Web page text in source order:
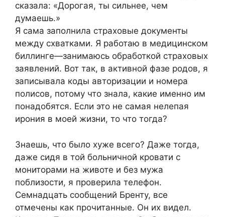
сказала: «Дорогая, ты сильнее, чем
думаешь.»
Я сама заполнила страховые документы
между схватками. Я работаю в медицинском
биллинге—занимаюсь обработкой страховых
заявлений. Вот так, в активной фазе родов, я
записывала коды авторизации и номера
полисов, потому что знала, какие именно им
понадобятся. Если это не самая нелепая
ирония в моей жизни, то что тогда?
Знаешь, что было хуже всего? Даже тогда,
даже сидя в той больничной кровати с
мониторами на животе и без мужа
поблизости, я проверила телефон.
Семнадцать сообщений Бренту, все
отмечены как прочитанные. Он их видел.